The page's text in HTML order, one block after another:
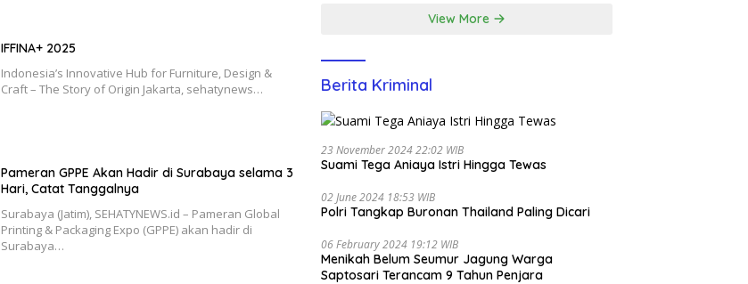
IFFINA+ 2025
Indonesia’s Innovative Hub for Furniture, Design &
Craft – The Story of Origin Jakarta, sehatynews…
Pameran GPPE Akan Hadir di Surabaya selama 3
Hari, Catat Tanggalnya
Surabaya (Jatim), SEHATYNEWS.id – Pameran Global
Printing & Packaging Expo (GPPE) akan hadir di
Surabaya…
View More
Berita Kriminal
23 November 2024 22:02 WIB
Suami Tega Aniaya Istri Hingga Tewas
02 June 2024 18:53 WIB
Polri Tangkap Buronan Thailand Paling Dicari
06 February 2024 19:12 WIB
Menikah Belum Seumur Jagung Warga
Saptosari Terancam 9 Tahun Penjara